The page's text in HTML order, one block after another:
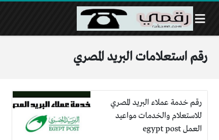
رقم استعلامات البريد المصري
رقم خدمة عملاء البريد المصري
للاستعلام والخدمات مواعيد
العمل egypt post